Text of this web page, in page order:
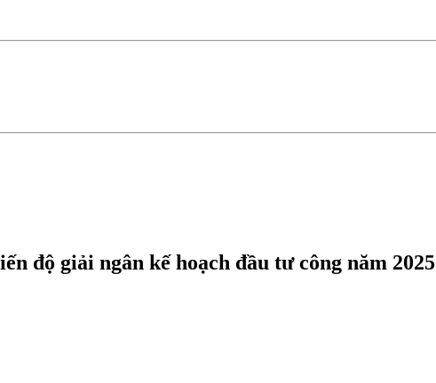
độ giải ngân kế hoạch đầu tư công năm 2025